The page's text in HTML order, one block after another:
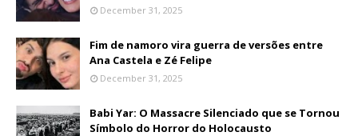
December 31, 2025
Fim de namoro vira guerra de versões entre
Ana Castela e Zé Felipe
December 31, 2025
Babi Yar: O Massacre Silenciado que se Tornou
Símbolo do Horror do Holocausto